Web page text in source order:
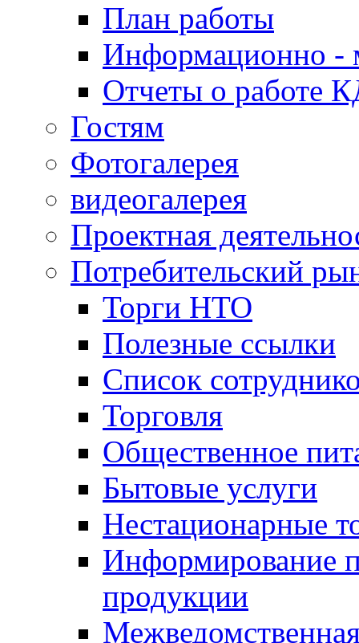
План работы
Информационно -
Отчеты о работе
Гостям
Фотогалерея
видеогалерея
Проектная
Потребительский
Торги НТО
Полезные ссылки
Список
Торговля
Общественное
Бытовые услуги
Нестационарные
Информирование
продукции